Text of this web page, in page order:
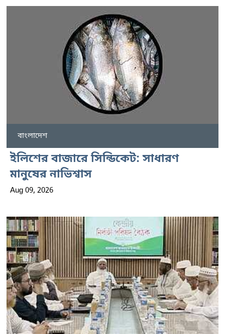
বাংলাদেশ
ইলিশের বাজারে সিন্ডিকেট: সাধারণ
মানুষের নাভিশ্বাস
Aug 09, 2026